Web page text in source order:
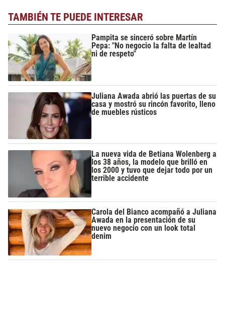
TAMBIÉN TE PUEDE INTERESAR
Pampita se sinceró sobre Martín
Pepa: "No negocio la falta de lealtad
ni de respeto"
Juliana Awada abrió las puertas de su
casa y mostró su rincón favorito, lleno
de muebles rústicos
La nueva vida de Betiana Wolenberg a
los 38 años, la modelo que brilló en
los 2000 y tuvo que dejar todo por un
terrible accidente
Carola del Bianco acompañó a Juliana
Awada en la presentación de su
nuevo negocio con un look total
denim